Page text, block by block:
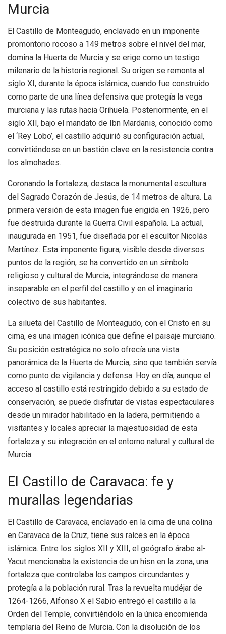
Murcia
El Castillo de Monteagudo, enclavado en un imponente
promontorio rocoso a 149 metros sobre el nivel del mar,
domina la Huerta de Murcia y se erige como un testigo
milenario de la historia regional. Su origen se remonta al
siglo XI, durante la época islámica, cuando fue construido
como parte de una línea defensiva que protegía la vega
murciana y las rutas hacia Orihuela. Posteriormente, en el
siglo XII, bajo el mandato de Ibn Mardanis, conocido como
el ‘Rey Lobo’, el castillo adquirió su configuración actual,
convirtiéndose en un bastión clave en la resistencia contra
los almohades.
Coronando la fortaleza, destaca la monumental escultura
del Sagrado Corazón de Jesús, de 14 metros de altura. La
primera versión de esta imagen fue erigida en 1926, pero
fue destruida durante la Guerra Civil española. La actual,
inaugurada en 1951, fue diseñada por el escultor Nicolás
Martínez. Esta imponente figura, visible desde diversos
puntos de la región, se ha convertido en un símbolo
religioso y cultural de Murcia, integrándose de manera
inseparable en el perfil del castillo y en el imaginario
colectivo de sus habitantes.
La silueta del Castillo de Monteagudo, con el Cristo en su
cima, es una imagen icónica que define el paisaje murciano.
Su posición estratégica no solo ofrecía una vista
panorámica de la Huerta de Murcia, sino que también servía
como punto de vigilancia y defensa. Hoy en día, aunque el
acceso al castillo está restringido debido a su estado de
conservación, se puede disfrutar de vistas espectaculares
desde un mirador habilitado en la ladera, permitiendo a
visitantes y locales apreciar la majestuosidad de esta
fortaleza y su integración en el entorno natural y cultural de
Murcia.
El Castillo de Caravaca: fe y
murallas legendarias
El Castillo de Caravaca, enclavado en la cima de una colina
en Caravaca de la Cruz, tiene sus raíces en la época
islámica. Entre los siglos XII y XIII, el geógrafo árabe al-
Yacut mencionaba la existencia de un hisn en la zona, una
fortaleza que controlaba los campos circundantes y
protegía a la población rural. Tras la revuelta mudéjar de
1264-1266, Alfonso X el Sabio entregó el castillo a la
Orden del Temple, convirtiéndolo en la única encomienda
templaria del Reino de Murcia. Con la disolución de los